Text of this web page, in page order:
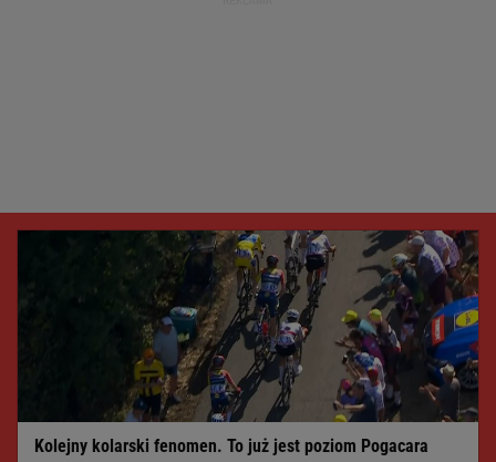
Kolejny kolarski fenomen. To już jest poziom Pogacara